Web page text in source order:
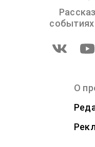
событиях
О